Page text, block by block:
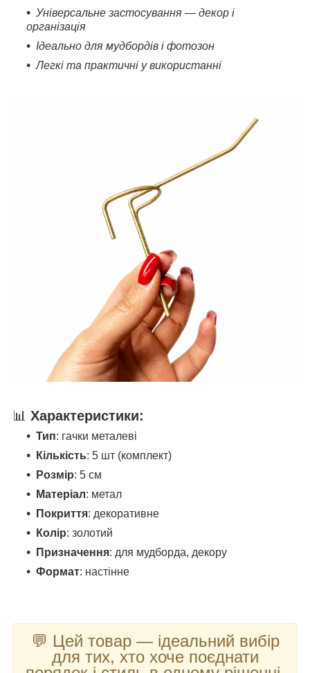
Універсальне застосування — декор і
організація
Ідеально для мудбордів і фотозон
Легкі та практичні у використанні
📊 Характеристики:
Тип: гачки металеві
Кількість: 5 шт (комплект)
Розмір: 5 см
Матеріал: метал
Покриття: декоративне
Колір: золотий
Призначення: для мудборда, декору
Формат: настінне
💬 Цей товар — ідеальний вибір
для тих, хто хоче поєднати